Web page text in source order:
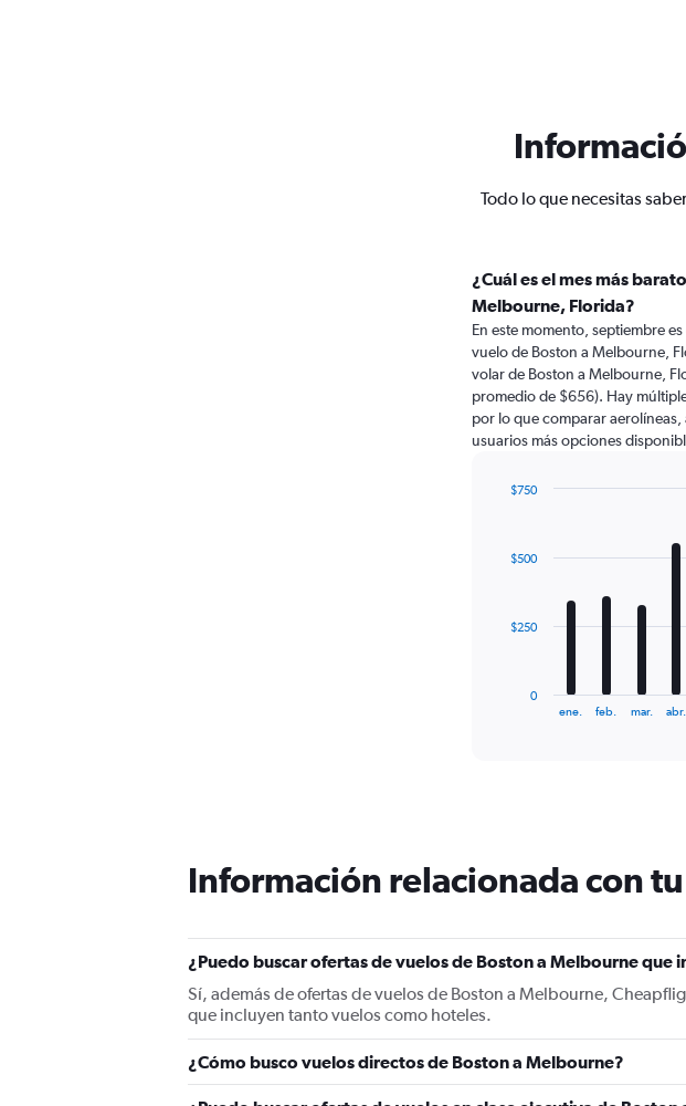
Todo lo que necesitas
¿Cuál es el mes más
Melbourne, Florida?
En este momento, septiembre
vuelo de Boston a Melbourne,
volar de Boston a Melbourne,
promedio de $656). Hay
por lo que comparar
usuarios más opciones
12
The
chart
has
Y
axis
displaying
values.
0
to
750.
ene. feb. mar. abr.
0
$250
$500
$750
Información relacionada con
¿Puedo buscar ofertas de vuelos de Boston a Melbourne que
Sí, además de ofertas de vuelos de Boston a Melbourne,
que incluyen tanto vuelos como hoteles.
¿Cómo busco vuelos directos de Boston a Melbourne?